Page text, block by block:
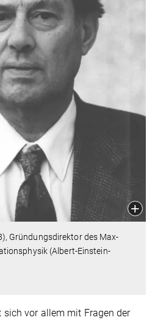
Gründungsdirektor des Max-
(Albert-Einstein-
vor allem mit Fragen der